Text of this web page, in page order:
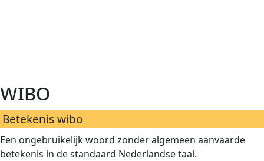
wibo
Betekenis wibo
Een ongebruikelijk woord zonder algemeen aanvaarde
betekenis in de standaard Nederlandse taal.